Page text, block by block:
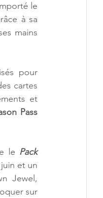
le
à sa
mains
pour
cartes
et
Pass
le Pack
et un
Jewel,
sur